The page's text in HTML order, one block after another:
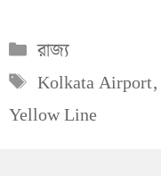
Categories
রাজ্য
Tags
Kolkata Airport,
Yellow Line